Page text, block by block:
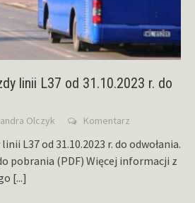
linii L37 od 31.10.2023 r. do
Olczyk Komentarz
L37 od 31.10.2023 r. do odwołania.
pobrania (PDF) Więcej informacji z
[...]